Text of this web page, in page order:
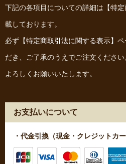
下記の各項目についての詳細は 【特
載しております。
必ず 【特定商取引法に関する表示】 ペ
だき、ご了承のうえでご注文ください
よろしくお願いいたします。
お支払いについて
・代金引換（現金・クレジットカー